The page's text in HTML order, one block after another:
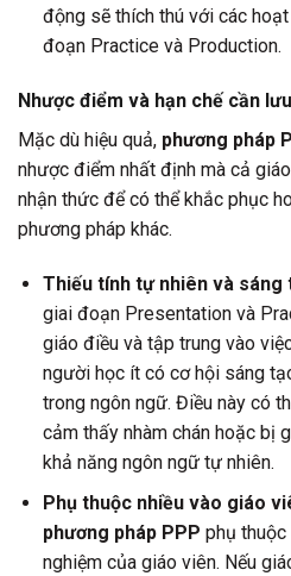
động sẽ thích thú với các
đoạn Practice và Production.
Nhược điểm và hạn chế cần
Mặc dù hiệu quả, phương pháp
nhược điểm nhất định mà cả
nhận thức để có thể khắc phục
phương pháp khác.
Thiếu tính tự nhiên và sáng
giai đoạn Presentation và
giáo điều và tập trung vào
người học ít có cơ hội sáng
trong ngôn ngữ. Điều này có
cảm thấy nhàm chán hoặc bị
khả năng ngôn ngữ tự nhiên.
Phụ thuộc nhiều vào giáo
phương pháp PPP phụ thuộc
nghiệm của giáo viên. Nếu